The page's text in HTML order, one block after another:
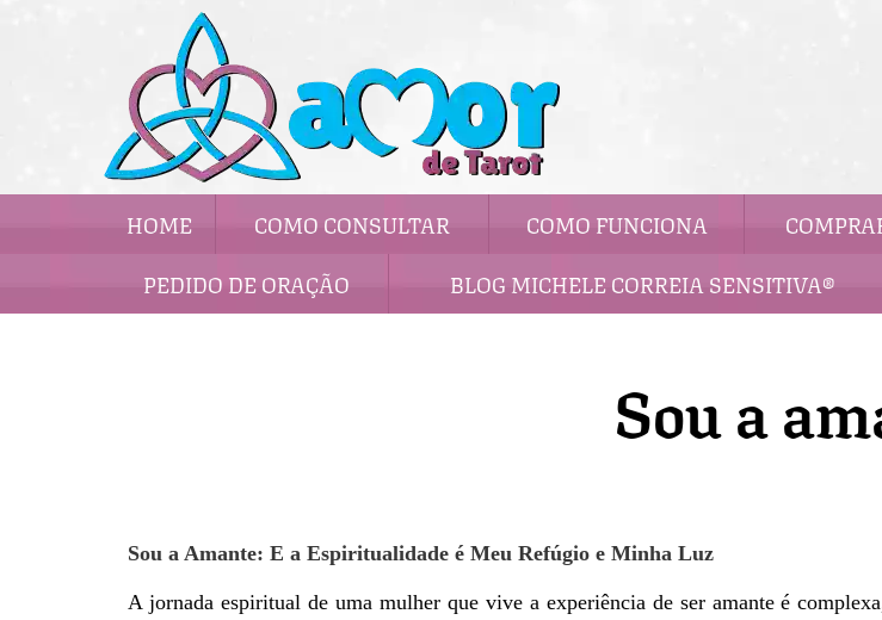
HOME COMO CONSULTAR COMO FUNCIONA
PEDIDO DE ORAÇÃO
BLOG MICHELE CORREIA SENSITIVA®
Sou a
Sou a Amante: E a Espiritualidade é Meu Refúgio e Minha Luz
A jornada espiritual de uma mulher que vive a experiência de ser amante é